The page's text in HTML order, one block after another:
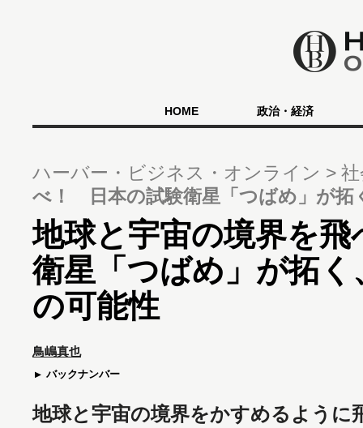
HOME 政治・経済
ハーバー・ビジネス・オンライン
べ！ 日本の試験衛星「つばめ」が拓
地球と宇宙の境界を
衛星「つばめ」が拓
の可能性
鳥嶋真也
バックナンバー
地球と宇宙の境界をかすめるように